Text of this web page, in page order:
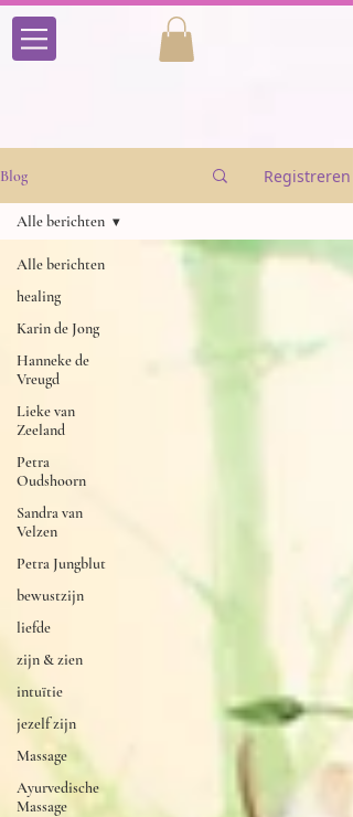
Blog Registreren
Alle berichten
healing
Karin de Jong
Hanneke de
Vreugd
Lieke van
Zeeland
Petra
Oudshoorn
Sandra van
Velzen
Petra Jungblut
bewustzijn
liefde
zijn & zien
intuïtie
jezelf zijn
Massage
Ayurvedische
Massage
Alle berichten